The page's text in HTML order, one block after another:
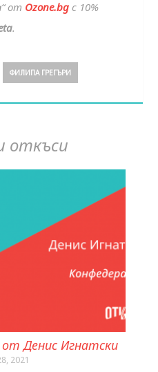
от Ozone.bg с 10%
.
ФИЛИПА ГРЕГЪРИ
откъси
от Денис Игнатски
2021